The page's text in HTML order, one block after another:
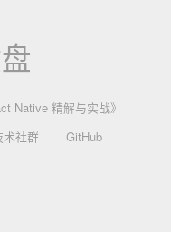
Native 精解与实战》
术社群
GitHub